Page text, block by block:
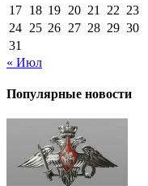
17 18 19 20 21 22 23
24 25 26 27 28 29 30
31
« Июл
Популярные новости